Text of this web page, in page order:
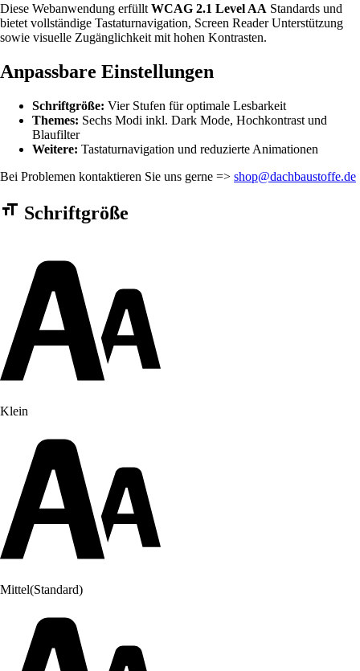
Diese Webanwendung erfüllt WCAG 2.1 Level AA Standards und
bietet vollständige Tastaturnavigation, Screen Reader Unterstützung
sowie visuelle Zugänglichkeit mit hohen Kontrasten.
Anpassbare Einstellungen
Schriftgröße: Vier Stufen für optimale Lesbarkeit
Themes: Sechs Modi inkl. Dark Mode, Hochkontrast und
Blaufilter
Weitere: Tastaturnavigation und reduzierte Animationen
Bei Problemen kontaktieren Sie uns gerne => shop@dachbaustoffe.de
Barrierefreiheit Einstellungen Formular
Schriftgröße
Klein
Mittel(Standard)